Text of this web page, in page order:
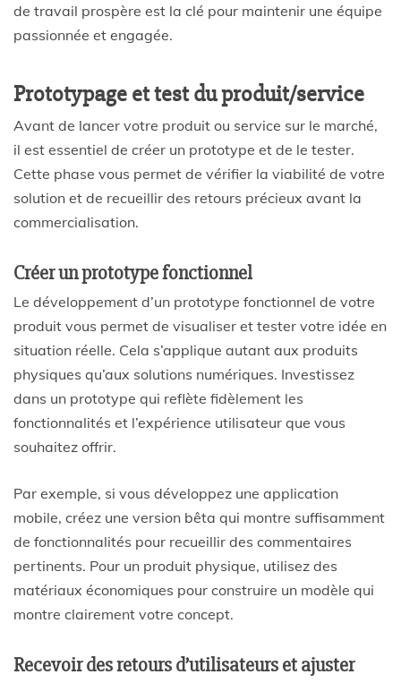
de travail prospère est la clé pour maintenir une équipe
passionnée et engagée.
Prototypage et test du produit/service
Avant de lancer votre produit ou service sur le marché,
il est essentiel de créer un prototype et de le tester.
Cette phase vous permet de vérifier la viabilité de votre
solution et de recueillir des retours précieux avant la
commercialisation.
Créer un prototype fonctionnel
Le développement d’un prototype fonctionnel de votre
produit vous permet de visualiser et tester votre idée en
situation réelle. Cela s’applique autant aux produits
physiques qu’aux solutions numériques. Investissez
dans un prototype qui reflète fidèlement les
fonctionnalités et l’expérience utilisateur que vous
souhaitez offrir.
Par exemple, si vous développez une application
mobile, créez une version bêta qui montre suffisamment
de fonctionnalités pour recueillir des commentaires
pertinents. Pour un produit physique, utilisez des
matériaux économiques pour construire un modèle qui
montre clairement votre concept.
Recevoir des retours d’utilisateurs et ajuster